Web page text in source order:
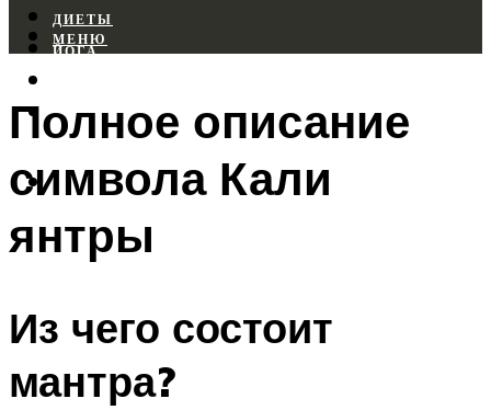
ДИЕТЫ
ЙОГА
ФИТНЕС
МЕНЮ
МЕНЮ
Полное описание
символа Кали
янтры
Из чего состоит
мантра?